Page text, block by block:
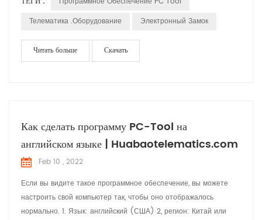
Телематика .оборудование
Электронный Замок
Читать больше Скачать
Как сделать программу PC-Tool на
английском языке | Huabaotelematics.com
Feb 10 , 2022
Если вы видите такое программное обеспечение, вы можете
настроить свой компьютер так, чтобы оно отображалось
нормально. 1. Язык: английский (США) 2, регион: Китай или